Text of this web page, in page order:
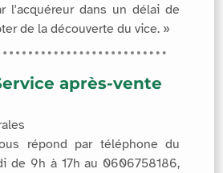
l'acquéreur dans un délai de
de la découverte du vice. »
après-vente
répond par téléphone du
de 9h à 17h au 0606758186,